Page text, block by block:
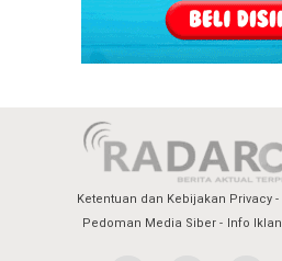
Ketentuan dan Kebijakan Privacy
Pedoman Media Siber
Info Iklan